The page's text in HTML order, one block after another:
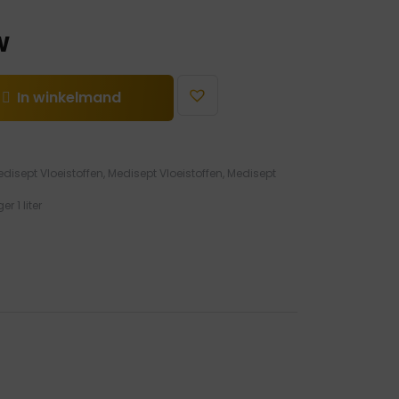
In winkelmand
Vloeistoffen Medisept Vloeistoffen Medisept
1 liter